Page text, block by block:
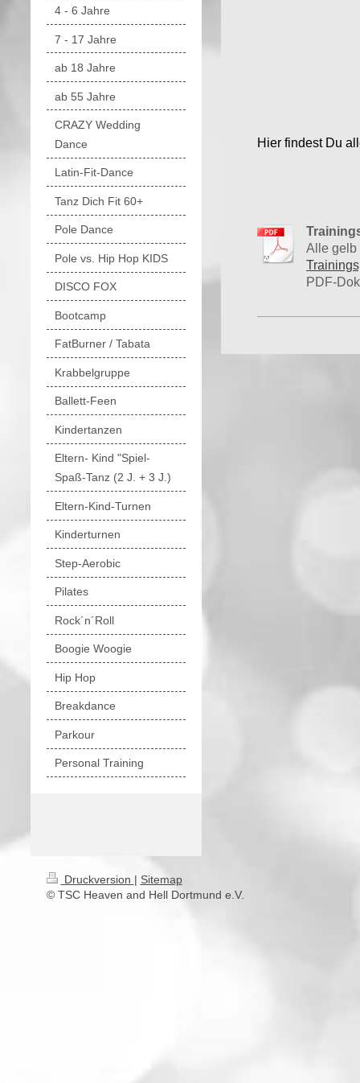
Hier findest Du
Alle gelb
PDF-
4 - 6 Jahre
7 - 17 Jahre
ab 18 Jahre
ab 55 Jahre
CRAZY Wedding
Dance
Latin-Fit-Dance
Tanz Dich Fit 60+
Pole Dance
Pole vs. Hip Hop KIDS
DISCO FOX
Bootcamp
FatBurner / Tabata
Krabbelgruppe
Ballett-Feen
Kindertanzen
Eltern- Kind "Spiel-
Spaß-Tanz (2 J. + 3 J.)
Eltern-Kind-Turnen
Kinderturnen
Step-Aerobic
Pilates
Rock´n´Roll
Boogie Woogie
Hip Hop
Breakdance
Parkour
Personal Training
Druckversion | Sitemap
© TSC Heaven and Hell Dortmund e.V.